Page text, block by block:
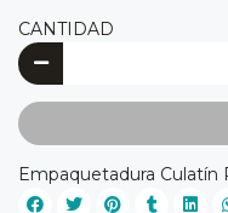
CANTIDAD
Empaquetadura Culatín